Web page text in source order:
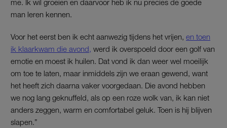
man leren kennen.
Voor het eerst ben ik echt aanwezig tijdens het vrijen, en toen
ik klaarkwam die avond, werd ik overspoeld door een golf van
emotie en moest ik huilen. Dat vond ik dan weer wel moeilijk
om toe te laten, maar inmiddels zijn we eraan gewend, want
het heeft zich daarna vaker voorgedaan. Die avond hebben
we nog lang geknuffeld, als op een roze wolk van, ik kan niet
anders zeggen, warm en comfortabel geluk. Toen is hij blijven
slapen.”